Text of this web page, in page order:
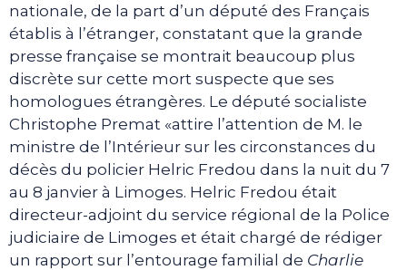
nationale, de la part d’un député des Français
établis à l’étranger, constatant que la grande
presse française se montrait beaucoup plus
discrète sur cette mort suspecte que ses
homologues étrangères. Le député socialiste
Christophe Premat «attire l’attention de M. le
ministre de l’Intérieur sur les circonstances du
décès du policier Helric Fredou dans la nuit du 7
au 8 janvier à Limoges. Helric Fredou était
directeur-adjoint du service régional de la Police
judiciaire de Limoges et était chargé de rédiger
un rapport sur l’entourage familial de Charlie